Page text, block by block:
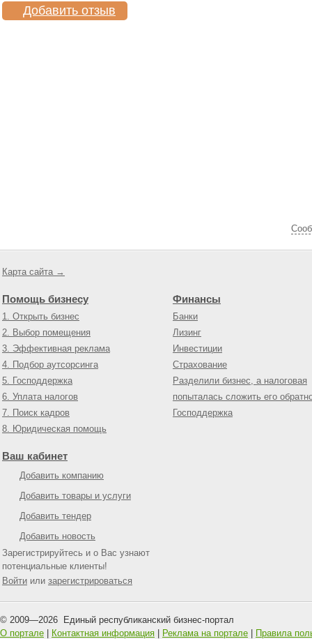
Добавить отзыв
Карта сайта →
Помощь бизнесу
1. Открыть бизнес
2. Выбор помещения
3. Эффективная реклама
4. Подбор аутсорсинга
5. Господдержка
6. Уплата налогов
7. Поиск кадров
8. Юридическая помощь
Финансы
Банки
Лизинг
Инвестиции
Страхование
Разделили бизнес, а налоговая
попыталась сложить его
Господдержка
Ваш кабинет
Добавить компанию
Добавить товары и услуги
Добавить тендер
Добавить новость
Зарегистрируйтесь и о Вас узнают
потенциальные клиенты!
Войти или зарегистрироваться
© 2009—2026 Единый республиканский бизнес-портал
О портале
Контактная информация Реклама на портале Правила